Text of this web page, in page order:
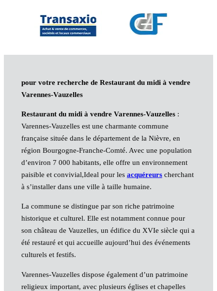
pour votre recherche de Restaurant du midi à vendre
Varennes-Vauzelles
Restaurant du midi à vendre Varennes-Vauzelles:
Varennes-Vauzelles est une charmante commune
française située dans le département de la Nièvre, en
région Bourgogne-Franche-Comté. Avec une population
d’environ 7 000 habitants, elle offre un environnement
paisible et convivial,Ideal pour les acquéreurscherchant
à s’installer dans une ville à taille humaine.
La commune se distingue par son riche patrimoine
historique et culturel. Elle est notamment connue pour
son château de Vauzelles, un édifice du XVIe siècle qui a
été restauré et qui accueille aujourd’hui des événements
culturels et festifs.
Varennes-Vauzelles dispose également d’un patrimoine
religieux important, avec plusieurs églises et chapelles